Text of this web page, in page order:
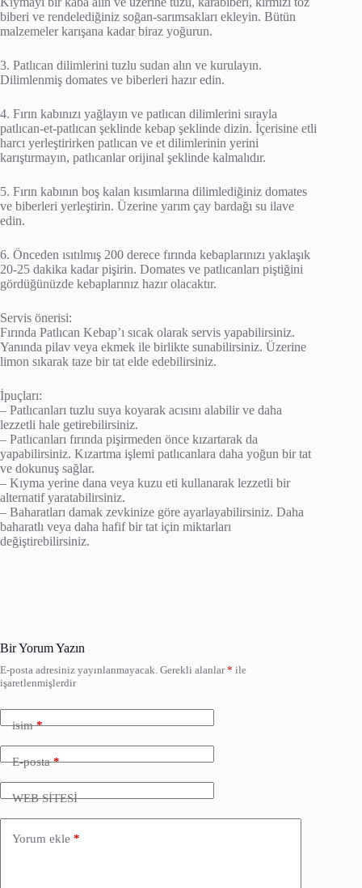
biberi ve rendelediğiniz soğan-sarımsakları ekleyin. Bütün
malzemeler karışana kadar biraz yoğurun.
3. Patlıcan dilimlerini tuzlu sudan alın ve kurulayın.
Dilimlenmiş domates ve biberleri hazır edin.
4. Fırın kabınızı yağlayın ve patlıcan dilimlerini sırayla
patlıcan-et-patlıcan şeklinde kebap şeklinde dizin. İçerisine etli
harcı yerleştirirken patlıcan ve et dilimlerinin yerini
karıştırmayın, patlıcanlar orijinal şeklinde kalmalıdır.
5. Fırın kabının boş kalan kısımlarına dilimlediğiniz domates
ve biberleri yerleştirin. Üzerine yarım çay bardağı su ilave
edin.
6. Önceden ısıtılmış 200 derece fırında kebaplarınızı yaklaşık
20-25 dakika kadar pişirin. Domates ve patlıcanları piştiğini
gördüğünüzde kebaplarınız hazır olacaktır.
Servis önerisi:
Fırında Patlıcan Kebap’ı sıcak olarak servis yapabilirsiniz.
Yanında pilav veya ekmek ile birlikte sunabilirsiniz. Üzerine
limon sıkarak taze bir tat elde edebilirsiniz.
İpuçları:
– Patlıcanları tuzlu suya koyarak acısını alabilir ve daha
lezzetli hale getirebilirsiniz.
– Patlıcanları fırında pişirmeden önce kızartarak da
yapabilirsiniz. Kızartma işlemi patlıcanlara daha yoğun bir tat
ve dokunuş sağlar.
– Kıyma yerine dana veya kuzu eti kullanarak lezzetli bir
alternatif yaratabilirsiniz.
– Baharatları damak zevkinize göre ayarlayabilirsiniz. Daha
baharatlı veya daha hafif bir tat için miktarları
değiştirebilirsiniz.
Bir Yorum Yazın
E-posta adresiniz yayınlanmayacak. Gerekli alanlar* ile
işaretlenmişlerdir
isim*
E-posta*
WEB SİTESİ
Yorum ekle *